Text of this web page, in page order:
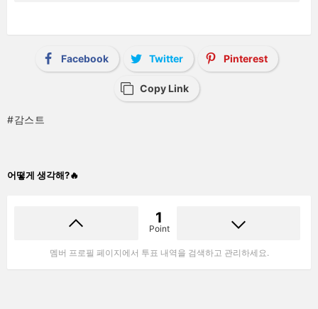
Facebook Twitter Pinterest
Copy Link
감스트
어떻게 생각해?🔥
1
Point
멤버 프로필 페이지에서 투표 내역을 검색하고 관리하세요.